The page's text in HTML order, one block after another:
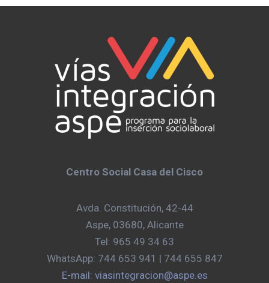
Centro Social Casa del Cisco
Avda. Constitución, 42-44
Aspe, 03680, Alicante
Tel: 965 49 34 63
WhatsApp: 744 653 941 | 744 655 847
E-mail: viasintegracion@aspe.es